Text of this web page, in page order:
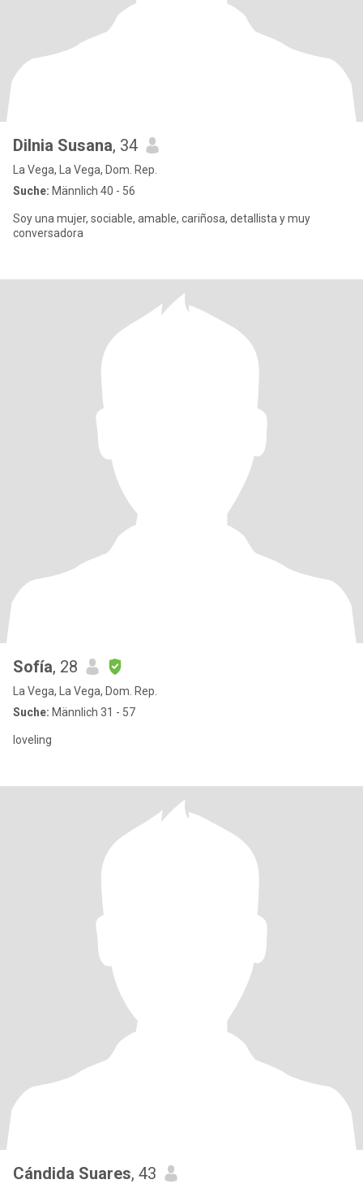
Dilnia Susana, 34
La Vega, La Vega, Dom. Rep.
Suche: Männlich 40 - 56
Soy una mujer, sociable, amable, cariñosa, detallista y muy
conversadora
Sofía, 28
La Vega, La Vega, Dom. Rep.
Suche: Männlich 31 - 57
loveling
Cándida Suares, 43